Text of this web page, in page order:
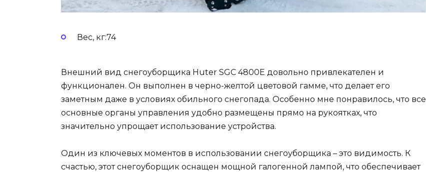
Вес, кг:74
Внешний вид снегоуборщика Huter SGC 4800E довольно привлекателен и
функционален. Он выполнен в черно-желтой цветовой гамме, что делает его
заметным даже в условиях обильного снегопада. Особенно мне понравилось, что все
основные органы управления удобно размещены прямо на рукоятках, что
значительно упрощает использование устройства.
Один из ключевых моментов в использовании снегоуборщика – это видимость. К
счастью, этот снегоуборщик оснащен мощной галогенной лампой, что обеспечивает